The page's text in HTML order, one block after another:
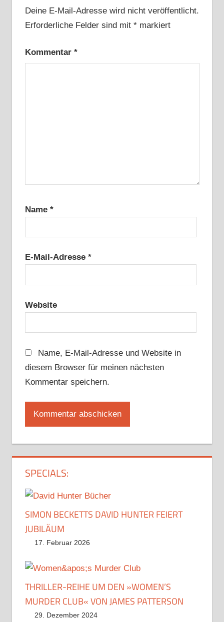
Deine E-Mail-Adresse wird nicht veröffentlicht.
Erforderliche Felder sind mit *markiert
Kommentar *
Name *
E-Mail-Adresse *
Website
Name, E-Mail-Adresse und Website in
diesem Browser für meinen nächsten
Kommentar speichern.
SPECIALS:
SIMON BECKETTS DAVID HUNTER FEIERT
JUBILÄUM
17. Februar 2026
THRILLER-REIHE UM DEN »WOMEN’S
MURDER CLUB« VON JAMES PATTERSON
29. Dezember 2024